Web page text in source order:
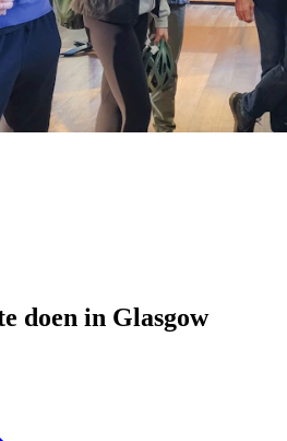
doen in Glasgow